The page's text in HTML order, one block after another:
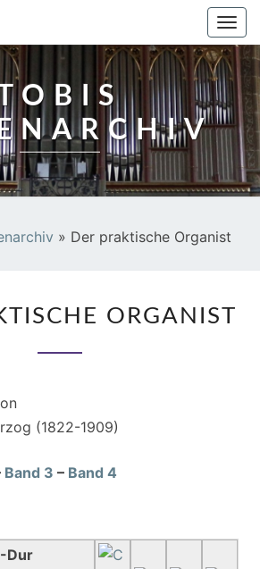
» Der praktische Organist
PRAKTISCHE
ORGANIST
(1822-1909)
Band 3 – Band 4
Dur